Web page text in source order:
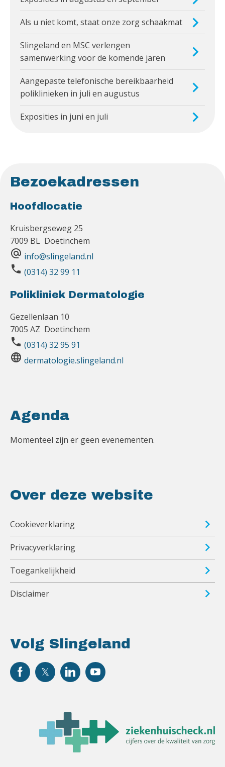
Als u niet komt, staat onze zorg schaakmat
Slingeland en MSC verlengen
samenwerking voor de komende jaren
Aangepaste telefonische bereikbaarheid
poliklinieken in juli en augustus
Exposities in juni en juli
Bezoekadressen
Hoofdlocatie
Kruisbergseweg 25
7009 BL Doetinchem
alternate_email info@slingeland.nl
phone (0314) 32 99 11
Polikliniek Dermatologie
Gezellenlaan 10
7005 AZ Doetinchem
phone (0314) 32 95 91
language dermatologie.slingeland.nl
Volg Slingeland
Agenda
Momenteel zijn er geen evenementen.
Over deze website
Cookieverklaring
Privacyverklaring
Toegankelijkheid
Disclaimer